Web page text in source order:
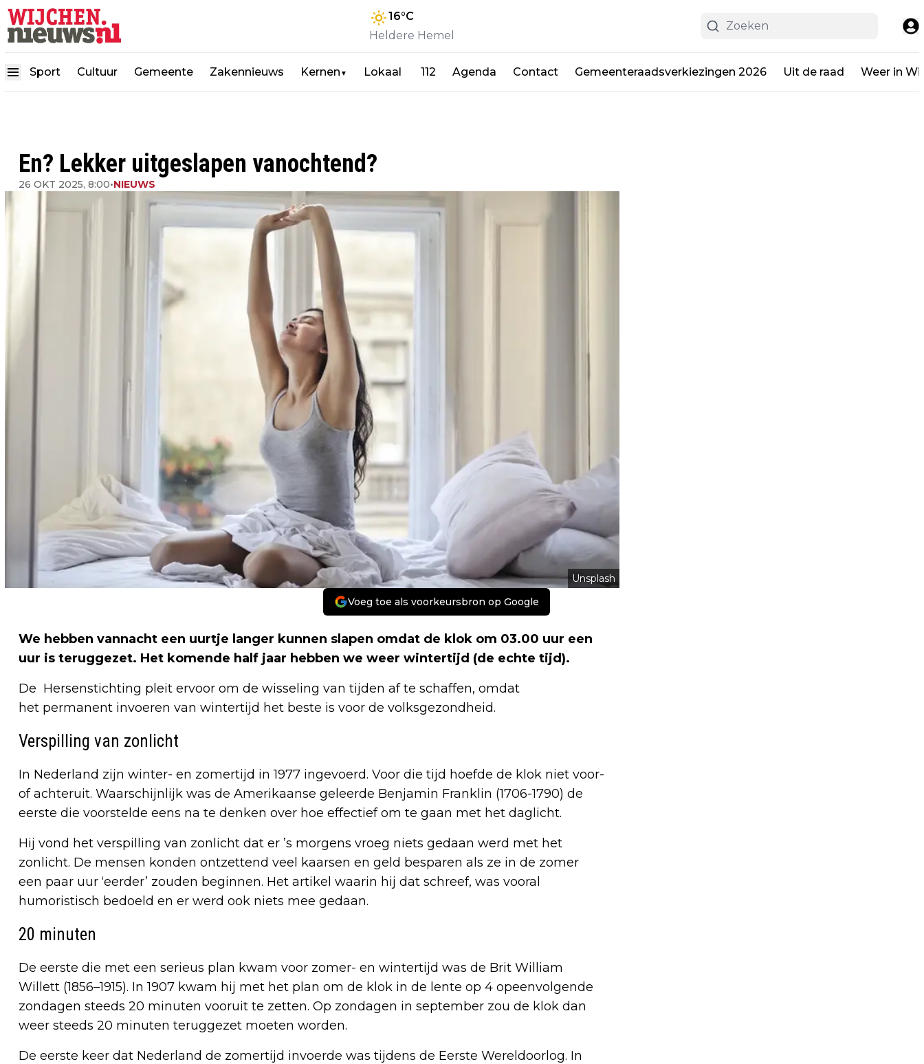
16°C
Heldere Hemel
Sport Cultuur Gemeente Zakennieuws Kernen ▼ Lokaal 112 Agenda Contact Gemeenteraadsverkiezingen 2026 Uit de raad Weer in
En? Lekker uitgeslapen vanochtend?
26 OKT 2025, 8:00•NIEUWS
Unsplash
Voeg toe als voorkeursbron op Google
We hebben vannacht een uurtje langer kunnen slapen omdat de klok om 03.00 uur een
uur is teruggezet. Het komende half jaar hebben we weer wintertijd (de echte tijd).
De Hersenstichting pleit ervoor om de wisseling van tijden af te schaffen, omdat
het permanent invoeren van wintertijd het beste is voor de volksgezondheid.
Verspilling van zonlicht
In Nederland zijn winter- en zomertijd in 1977 ingevoerd. Voor die tijd hoefde de klok niet voor-
of achteruit. Waarschijnlijk was de Amerikaanse geleerde Benjamin Franklin (1706-1790) de
eerste die voorstelde eens na te denken over hoe effectief om te gaan met het daglicht.
Hij vond het verspilling van zonlicht dat er ’s morgens vroeg niets gedaan werd met het
zonlicht. De mensen konden ontzettend veel kaarsen en geld besparen als ze in de zomer
een paar uur ‘eerder’ zouden beginnen. Het artikel waarin hij dat schreef, was vooral
humoristisch bedoeld en er werd ook niets mee gedaan.
20 minuten
De eerste die met een serieus plan kwam voor zomer- en wintertijd was de Brit William
Willett (1856–1915). In 1907 kwam hij met het plan om de klok in de lente op 4 opeenvolgende
zondagen steeds 20 minuten vooruit te zetten. Op zondagen in september zou de klok dan
weer steeds 20 minuten teruggezet moeten worden.
De eerste keer dat Nederland de zomertijd invoerde was tijdens de Eerste Wereldoorlog. In